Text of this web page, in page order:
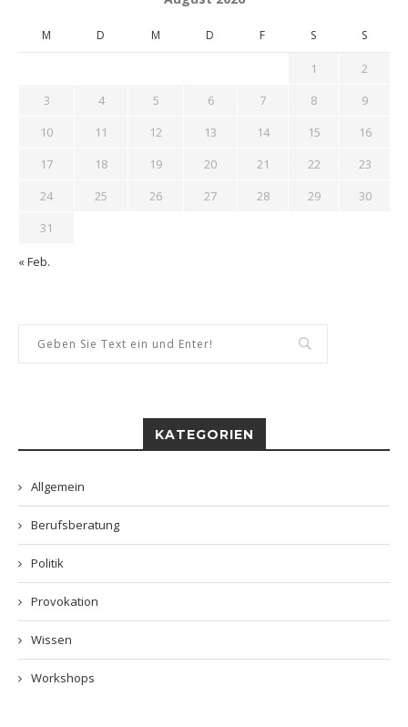
M D M D F S S
1
2
3
4 5 6 7 8
9
10
11 12 13 14 15
16
17
18 19 20 21 22
23
24
25 26 27 28 29
30
31
« Feb.
KATEGORIEN
Allgemein
Berufsberatung
Politik
Provokation
Wissen
Workshops